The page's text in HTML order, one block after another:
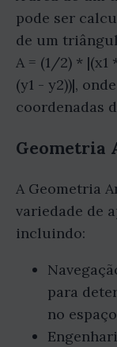
pode ser
de um
A = (1/2) * |(x1
(y1 - y2))|,
coordenadas
Geometria
A Geometria
variedade de
incluindo:
para
no